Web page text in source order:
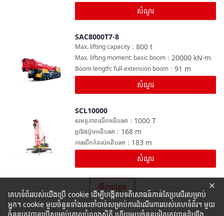
សំណួរ
SAC8000T7-8
800 t
Max. lifting capacity ：
20000 kN·m
Max. lifting moment: basic boom ：
91 m
Boom length: full-extension boom ：
សំណួរ
SCL10000
1000 T
សមត្ថភាពលើកអតិបរមា ：
168 m
ប្រវែងប៊ូមអតិបរមា ：
183 m
ការលើកកំពស់អតិបរមា ：
សំណួរ
មើលបន្ថែម
គេហទំព័ររបស់យើងប្រើ cookie ដើម្បីបង្កើតបទពិសោធន៍កាន់តែប្រសើរសម្រាប់
អ្នក។ cookie មួយចំនួនទាំងនេះចាំបាច់សម្រាប់ការដំណើរការរបស់គេហទំព័រ។ មួយ